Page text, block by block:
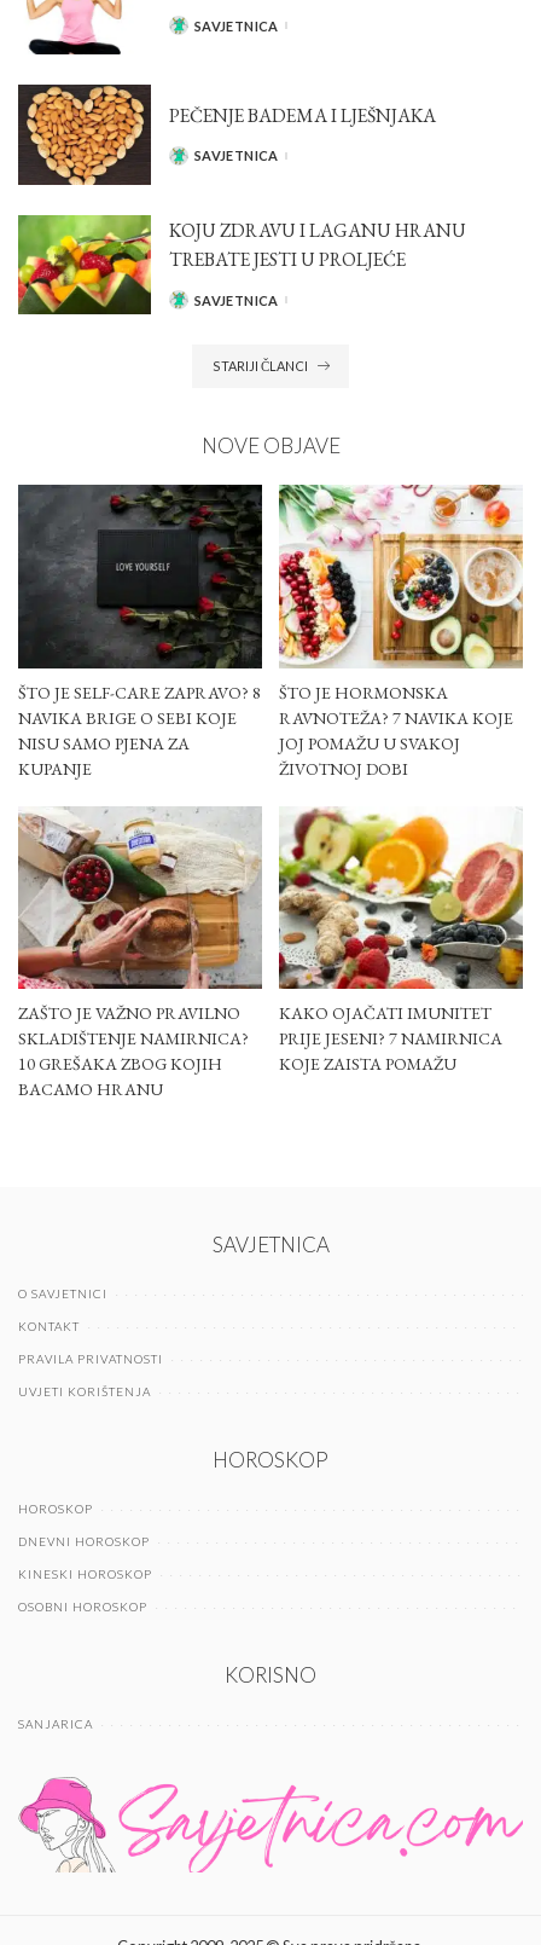
POSTED
SAVJETNICA
PEČENJE BADEMA I LJEŠNJAKA
POSTED
SAVJETNICA
KOJU ZDRAVU I LAGANU HRANU
TREBATE JESTI U PROLJEĆE
POSTED
SAVJETNICA
STARIJI ČLANCI
NOVE OBJAVE
ŠTO JE SELF-CARE ZAPRAVO? 8
NAVIKA BRIGE O SEBI KOJE
NISU SAMO PJENA ZA
KUPANJE
ŠTO JE HORMONSKA
RAVNOTEŽA? 7 NAVIKA KOJE
JOJ POMAŽU U SVAKOJ
ŽIVOTNOJ DOBI
ZAŠTO JE VAŽNO PRAVILNO
SKLADIŠTENJE NAMIRNICA?
10 GREŠAKA ZBOG KOJIH
BACAMO HRANU
KAKO OJAČATI IMUNITET
PRIJE JESENI? 7 NAMIRNICA
KOJE ZAISTA POMAŽU
SAVJETNICA
O SAVJETNICI
KONTAKT
PRAVILA PRIVATNOSTI
UVJETI KORIŠTENJA
HOROSKOP
HOROSKOP
DNEVNI HOROSKOP
KINESKI HOROSKOP
OSOBNI HOROSKOP
KORISNO
SANJARICA